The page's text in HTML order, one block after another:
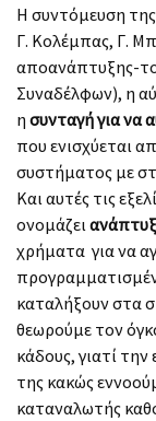
Η συντόμευση
Γ. Κολέμπας, Γ.
αποανάπτυξης-
Συναδέλφων), η
η συνταγή για να
που ενισχύεται
συστήματος με
Και αυτές τις
ονομάζει
χρήματα για να
καταλήξουν στα
θεωρούμε τον
κάδους, γιατί
της κακώς
καταναλωτής